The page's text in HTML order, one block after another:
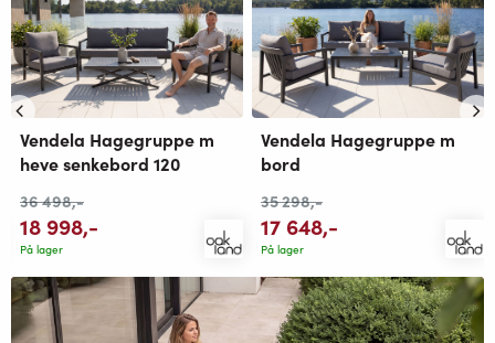
Vendela Hagegruppe m
heve senkebord 120
36 498,-
18 998,-
På lager
Vendela Hagegruppe m
bord
35 298,-
17 648,-
På lager